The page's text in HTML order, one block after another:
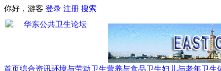
你好，游客 登录 注册 搜索
首页综合资讯环境与劳动卫生营养与食品卫生妇儿与老年卫生